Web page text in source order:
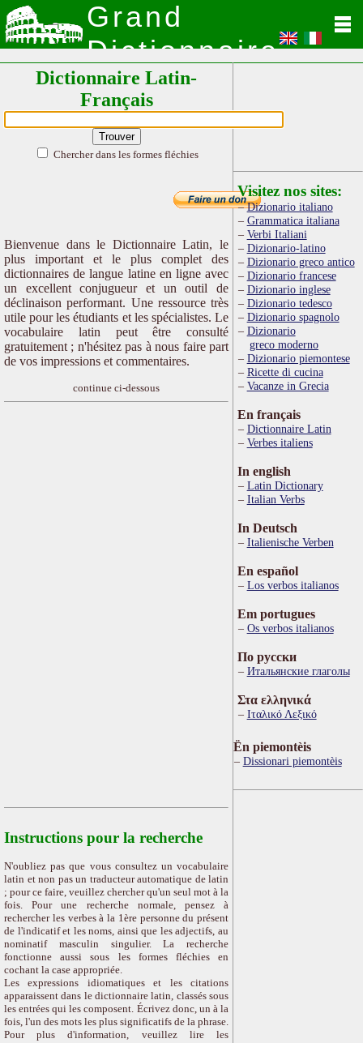
Grand
Dictionnaire
Latin
Dictionnaire Latin-
Français
Chercher dans les formes fléchies
Bienvenue dans le Dictionnaire Latin, le
plus important et le plus complet des
dictionnaires de langue latine en ligne avec
un excellent conjugueur et un outil de
déclinaison performant. Une ressource très
utile pour les étudiants et les spécialistes. Le
vocabulaire latin peut être consulté
gratuitement ; n'hésitez pas à nous faire part
de vos impressions et commentaires.
continue ci-dessous
Instructions pour la recherche
N'oubliez pas que vous consultez un vocabulaire
latin et non pas un traducteur automatique de latin
; pour ce faire, veuillez chercher qu'un seul mot à la
fois. Pour une recherche normale, pensez à
rechercher les verbes à la 1ère personne du présent
de l'indicatif et les noms, ainsi que les adjectifs, au
nominatif masculin singulier. La recherche
fonctionne aussi sous les formes fléchies en
cochant la case appropriée.
Les expressions idiomatiques et les citations
apparaissent dans le dictionnaire latin, classés sous
les entrées qui les composent. Écrivez donc, un à la
fois, l'un des mots les plus significatifs de la phrase.
Pour plus d'information, veuillez lire les
Visitez nos sites:
Dizionario italiano
Grammatica italiana
Verbi Italiani
Dizionario-latino
Dizionario greco antico
Dizionario francese
Dizionario inglese
Dizionario tedesco
Dizionario spagnolo
Dizionario
greco moderno
Dizionario piemontese
Ricette di cucina
Vacanze in Grecia
En français
Dictionnaire Latin
Verbes italiens
In english
Latin Dictionary
Italian Verbs
In Deutsch
Italienische Verben
En español
Los verbos italianos
Em portugues
Os verbos italianos
По русски
Итальянские глаголы
Στα ελληνικά
Ιταλικό Λεξικό
Ën piemontèis
Dissionari piemontèis